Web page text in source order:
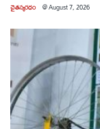
చైతన్యరధం @August 7, 2026